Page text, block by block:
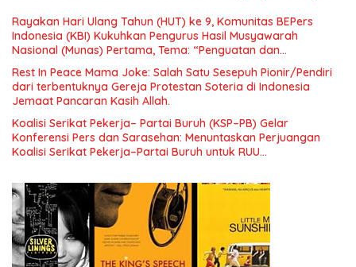
Rayakan Hari Ulang Tahun (HUT) ke 9, Komunitas BEPers
Indonesia (KBI) Kukuhkan Pengurus Hasil Musyawarah
Nasional (Munas) Pertama, Tema: “Penguatan dan
Pengembangan Organisasi KBI yang Berbasis Riset di seluruh
Indonesia dan Mancanegara”.
Rest In Peace Mama Joke: Salah Satu Sesepuh Pionir/Pendiri
dari terbentuknya Gereja Protestan Soteria di Indonesia
Jemaat Pancaran Kasih Allah.
Koalisi Serikat Pekerja– Partai Buruh (KSP–PB) Gelar
Konferensi Pers dan Sarasehan: Menuntaskan Perjuangan
Koalisi Serikat Pekerja–Partai Buruh untuk RUU